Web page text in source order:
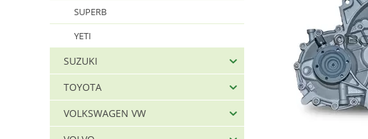
JHQ
JHT
JHU
JHW
JLU
JPU
JQM
SUPERB
YETI
SUZUKI
TOYOTA
VOLKSWAGEN VW